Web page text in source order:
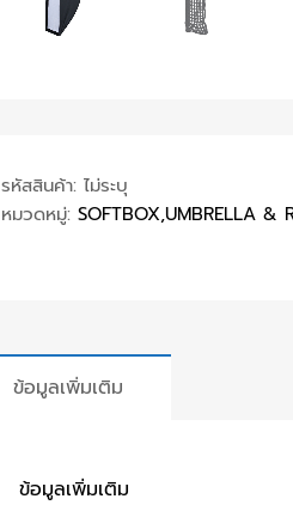
รหัสสินค้า: ไม่ระบุ
หมวดหมู่: SOFTBOX,UMBRELLA &
ข้อมูลเพิ่มเติม
ข้อมูลเพิ่มเติม